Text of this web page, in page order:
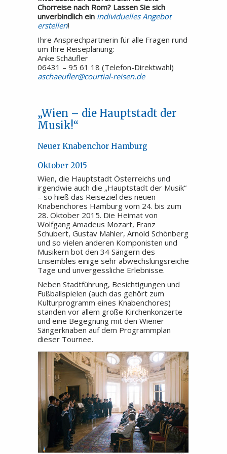
Chorreise nach Rom? Lassen Sie sich
unverbindlich ein individuelles Angebot
erstellen!
Ihre Ansprechpartnerin für alle Fragen rund
um Ihre Reiseplanung:
Anke Schäufler
06431 – 95 61 18 (Telefon-Direktwahl)
aschaeufler@courtial-reisen.de
„Wien – die Hauptstadt der
Musik!“
Neuer Knabenchor Hamburg
Oktober 2015
Wien, die Hauptstadt Österreichs und
irgendwie auch die „Hauptstadt der Musik“
– so hieß das Reiseziel des neuen
Knabenchores Hamburg vom 24. bis zum
28. Oktober 2015. Die Heimat von
Wolfgang Amadeus Mozart, Franz
Schubert, Gustav Mahler, Arnold Schönberg
und so vielen anderen Komponisten und
Musikern bot den 34 Sängern des
Ensembles einige sehr abwechslungsreiche
Tage und unvergessliche Erlebnisse.
Neben Stadtführung, Besichtigungen und
Fußballspielen (auch das gehört zum
Kulturprogramm eines Knabenchores)
standen vor allem große Kirchenkonzerte
und eine Begegnung mit den Wiener
Sängerknaben auf dem Programmplan
dieser Tournee.